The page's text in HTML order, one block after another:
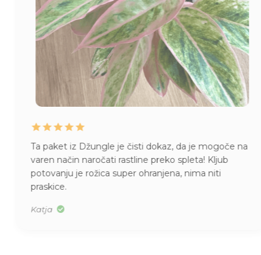
Ta paket iz Džungle je čisti dokaz, da je mogoče na
varen način naročati rastline preko spleta! Kljub
potovanju je rožica super ohranjena, nima niti
praskice.
Katja